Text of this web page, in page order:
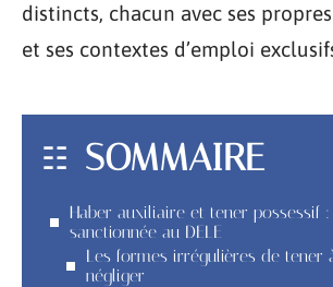
distincts, chacun avec ses
et ses contextes d’emploi
SOMMAIRE
Haber auxiliaire et tener possessif
sanctionnée au DELE
Les formes irrégulières de tener
négliger